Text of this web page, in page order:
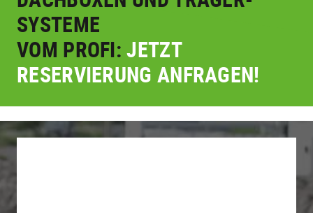
SYSTEME
VOM PROFI:JETZT
RESERVIERUNG ANFRAGEN!